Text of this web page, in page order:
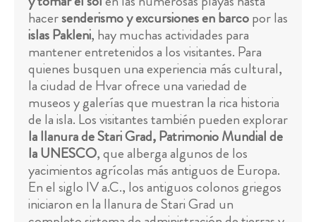
hacersenderismo y excursiones en barcopor las
islas Pakleni, hay muchas actividades para
mantener entretenidos a los visitantes. Para
quienes busquen una experiencia más cultural,
la ciudad de Hvar ofrece una variedad de
museos y galerías que muestran la rica historia
de la isla. Los visitantes también pueden explorar
la llanura de Stari Grad, Patrimonio Mundial de
la UNESCO, que alberga algunos de los
yacimientos agrícolas más antiguos de Europa.
En el siglo IV a.C., los antiguos colonos griegos
iniciaron en la llanura de Stari Grad un